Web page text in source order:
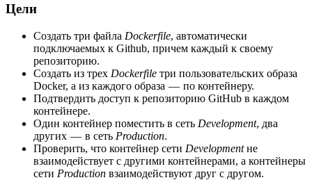
Цели
Создать три файла Dockerfile, автоматически
подключаемых к Github, причем каждый к своему
репозиторию.
Создать из трех Dockerfile три пользовательских образа
Docker, а из каждого образа — по контейнеру.
Подтвердить доступ к репозиторию GitHub в каждом
контейнере.
Один контейнер поместить в сеть Development, два
других — в сеть Production.
Проверить, что контейнер сети Developmentне
взаимодействует с другими контейнерами, а контейнеры
сети Production взаимодействуют друг с другом.